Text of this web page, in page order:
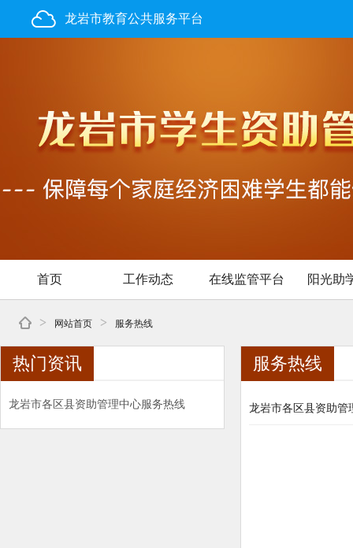
龙岩市教育公共服务平台
首页 工作动态 在线监管平台 阳光助
> 网站首页 > 服务热线
热门资讯
龙岩市各区县资助管理中心服务热线
服务热线
龙岩市各区县资助管